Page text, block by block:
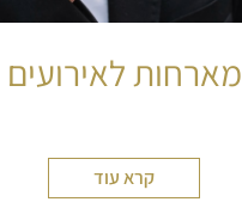
מארחות לאירועים
קרא עוד